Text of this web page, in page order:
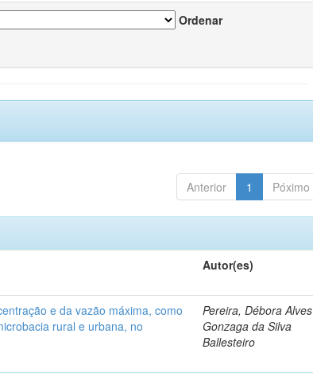
Ordenar
Anterior 1 Póximo
Autor(es)
e da vazão máxima, como
rural e urbana, no
Pereira, Débora Alves
Gonzaga da Silva
Ballesteiro